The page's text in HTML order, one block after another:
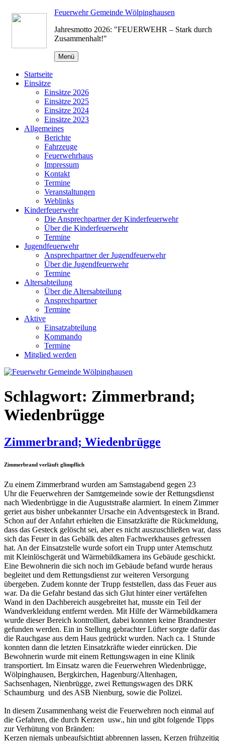
Zum
Inhalt
Feuerwehr Gemeinde Wölpinghausen
Jahresmotto 2026: "FEUERWEHR – Stark durch
Zusammenhalt!"
Menü
Startseite
Einsätze
Einsätze 2026
Einsätze 2025
Einsätze 2024
Einsätze 2023
Allgemeines
Berichte
Fahrzeuge
Feuerwehrhaus
Impressum
Kontakt
Termine
Veranstaltungen
Weblinks
Kinderfeuerwehr
Die Ansprechpartner der Kinderfeuerwehr
Über die Kinderfeuerwehr
Termine
Jugendfeuerwehr
Ansprechpartner der Jugendfeuerwehr
Über die Jugendfeuerwehr
Termine
Altersabteilung
Über die Altersabteilung
Ansprechpartner
Termine
Aktive
Einsatzabteilung
Kommando
Termine
Mitglied werden
Schlagwort: Zimmerbrand;
Wiedenbrügge
Zimmerbrand; Wiedenbrügge
Zimmerbrand verläuft glimpflich
Zu einem Zimmerbrand wurden am Samstagabend gegen 23
Uhr die Feuerwehren der Samtgemeinde sowie der Rettungsdienst
nach Wiedenbrügge in die Auguststraße alarmiert. In einem Zimmer
geriet aus bisher unbekannter Ursache ein Adventsgesteck in Brand.
Schon auf der Anfahrt erhielten die Einsatzkräfte die Rückmeldung,
dass das Gesteck gelöscht sei, aber es nicht auszuschließen war, dass
sich das Feuer in das Gebälk des alten Fachwerkhauses gefressen
hat. An der Einsatzstelle wurde sofort ein Trupp unter Atemschutz
mit Kleinlöschgerät und Wärmebildkamera ins Gebäude geschickt.
Eine Bewohnerin die sich noch im Gebäude befand wurde heraus
begleitet und dem Rettungsdienst zur weiteren Versorgung
übergeben. Zudem konnte der Trupp feststellen, dass das Feuer aus
war. Da die Gefahr bestand das sich Glut hinter einer vertäfelten
Wand in den Dachbereich ausgebreitet hat, musste ein Teil der
Wandverkleidung entfernt werden. Mit Hilfe der Wärmebildkamera
wurde dieser Bereich kontrolliert, dabei konnten keine Brandnester
gefunden werden. Ein in Stellung gebrachter Lüfter sorgte dafür das
die Rauchgase aus dem Haus gedrückt wurden. Nach ca. 1 Stunde
konnten dann die letzten Einsatzkräfte wieder einrücken. Die
Bewohnerin wurde mit einem Rettungswagen in eine Klinik
transportiert. Im Einsatz waren die Feuerwehren Wiedenbrügge,
Wölpinghausen, Bergkirchen, Hagenburg/Altenhagen,
Sachsenhagen, Nienbrügge, zwei Rettungswagen des DRK
Schaumburg und des ASB Nienburg, sowie die Polizei.
In diesem Zusammenhang weist die Feuerwehren noch einmal auf
die Gefahren, die durch Kerzen usw., hin und gibt folgende Tipps
zur Verhütung von Bränden:
Kerzen niemals unbeaufsichtigt abbrennen lassen, Kerzen frühzeitig